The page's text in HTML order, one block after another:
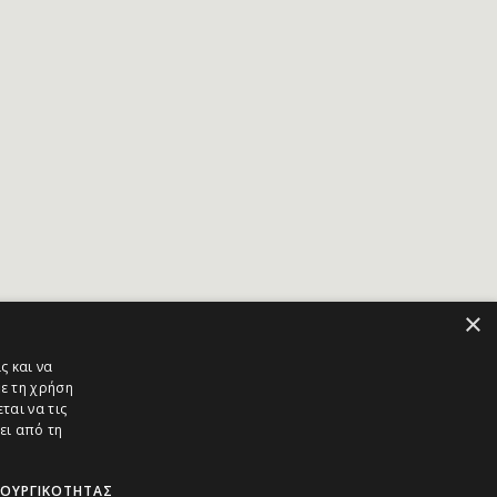
×
και να
τη χρήση
να τις
από τη